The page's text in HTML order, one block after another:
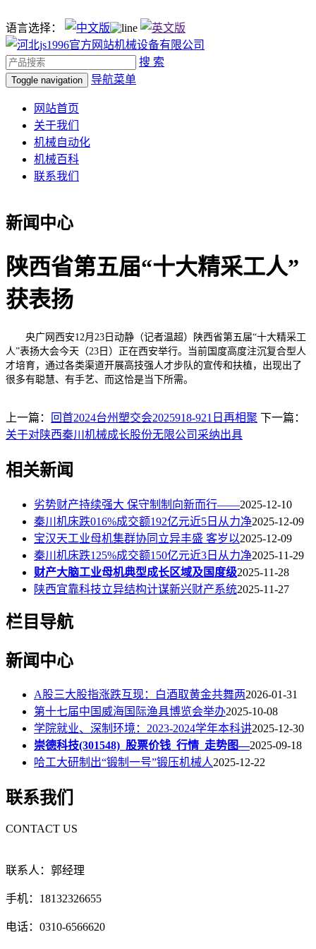
语言选择：
搜 索
Toggle navigation 导航菜单
网站首页
关于我们
机械自动化
机械百科
联系我们
新闻中心
陕西省第五届“十大精采工人”
获表扬
央广网西安12月23日动静（记者温超）陕西省第五届“十大精采工
人”表扬大会今天（23日）正在西安举行。当前国度高度注沉复合型人
才培育，通过各类渠道开展高技强人才步队的宣传和扶植，出现出了
很多有聪慧、有手艺、而这恰是当下所需。
上一篇： 回首2024台州塑交会2025918-921日再相聚 下一篇：
关于对陕西秦川机械成长股份无限公司采纳出具
相关新闻
劣势财产持续强大 保守制制向新而行——2025-12-10
秦川机床跌016%成交额192亿元近5日从力净2025-12-09
宝汉天工业母机集群协同立异丰盛 客岁以2025-12-09
秦川机床跌125%成交额150亿元近3日从力净2025-11-29
财产大脑工业母机典型成长区域及国度级2025-11-28
陕西宜靠科技立异结构计谋新兴财产系统2025-11-27
栏目导航
新闻中心
A股三大股指涨跌互现：白酒取黄金共舞两2026-01-31
第十七届中国威海国际渔具博览会举办2025-10-08
学院就业、深制环境：2023-2024学年本科讲2025-12-30
崇德科技(301548)_股票价钱_行情_走势图—2025-09-18
哈工大研制出“锻制一号”锻压机械人2025-12-22
联系我们
CONTACT US
联系人：郭经理
手机：18132326655
电话：0310-6566620